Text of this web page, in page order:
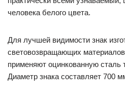
человека белого цвета.
Для лучшей видимости знак
световозвращающих
применяют оцинкованную
Диаметр знака составляет 700